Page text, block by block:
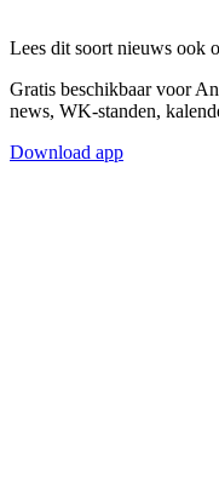
Lees dit soort nieuws ook
Gratis beschikbaar voor
news, WK-standen,
Download app